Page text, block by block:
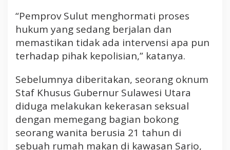
d
u
g
a
T
r
l
i
b
t
“Pemprov Sulut menghormati proses
hukum yang sedang berjalan dan
memastikan tidak ada intervensi apa pun
terhadap pihak kepolisian,” katanya.
Sebelumnya diberitakan, seorang oknum
Staf Khusus Gubernur Sulawesi Utara
diduga melakukan kekerasan seksual
dengan memegang bagian bokong
seorang wanita berusia 21 tahun di
sebuah rumah makan di kawasan Sario,